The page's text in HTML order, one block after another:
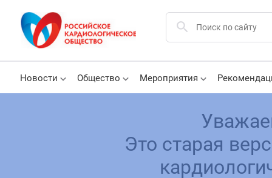
Новости Общество Мероприятия
Это старая